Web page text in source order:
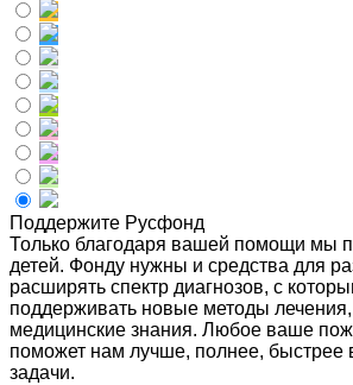
Поддержите Русфонд
Только благодаря вашей помощи мы
детей. Фонду нужны и средства для
расширять спектр диагнозов, с
поддерживать новые методы лечения,
медицинские знания. Любое ваше
поможет нам лучше, полнее, быстрее
задачи.